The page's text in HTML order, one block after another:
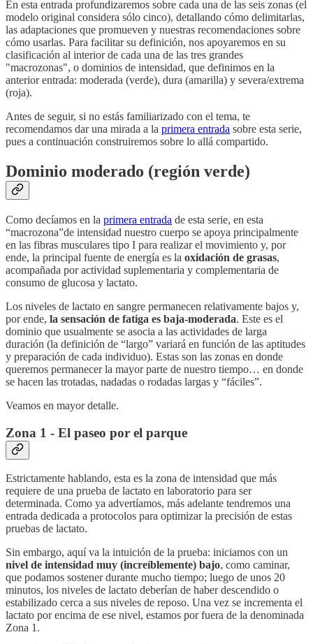
En esta entrada profundizaremos sobre cada una de las seis zonas (el
modelo original considera sólo cinco), detallando cómo delimitarlas,
las adaptaciones que promueven y nuestras recomendaciones sobre
cómo usarlas. Para facilitar su definición, nos apoyaremos en su
clasificación al interior de cada una de las tres grandes
"macrozonas", o dominios de intensidad, que definimos en la
anterior entrada: moderada (verde), dura (amarilla) y severa/extrema
(roja).
Antes de seguir, si no estás familiarizado con el tema, te
recomendamos dar una mirada a la primera entrada sobre esta serie,
pues a continuación construiremos sobre lo allá compartido.
Dominio moderado (región verde)
Como decíamos en la primera entrada de esta serie, en esta
“macrozona”de intensidad nuestro cuerpo se apoya principalmente
en las fibras musculares tipo I para realizar el movimiento y, por
ende, la principal fuente de energía es la oxidación de grasas,
acompañada por actividad suplementaria y complementaria de
consumo de glucosa y lactato.
Los niveles de lactato en sangre permanecen relativamente bajos y,
por ende, la sensación de fatiga es baja-moderada. Este es el
dominio que usualmente se asocia a las actividades de larga
duración (la definición de “largo” variará en función de las aptitudes
y preparación de cada individuo). Estas son las zonas en donde
queremos permanecer la mayor parte de nuestro tiempo… en donde
se hacen las trotadas, nadadas o rodadas largas y “fáciles”.
Veamos en mayor detalle.
Zona 1 - El paseo por el parque
Estrictamente hablando, esta es la zona de intensidad que más
requiere de una prueba de lactato en laboratorio para ser
determinada. Como ya advertíamos, más adelante tendremos una
entrada dedicada a protocolos para optimizar la precisión de estas
pruebas de lactato.
Sin embargo, aquí va la intuición de la prueba: iniciamos con un
nivel de intensidad muy (increíblemente) bajo, como caminar,
que podamos sostener durante mucho tiempo; luego de unos 20
minutos, los niveles de lactato deberían de haber descendido o
estabilizado cerca a sus niveles de reposo. Una vez se incrementa el
lactato por encima de ese nivel, estamos por fuera de la denominada
Zona 1.